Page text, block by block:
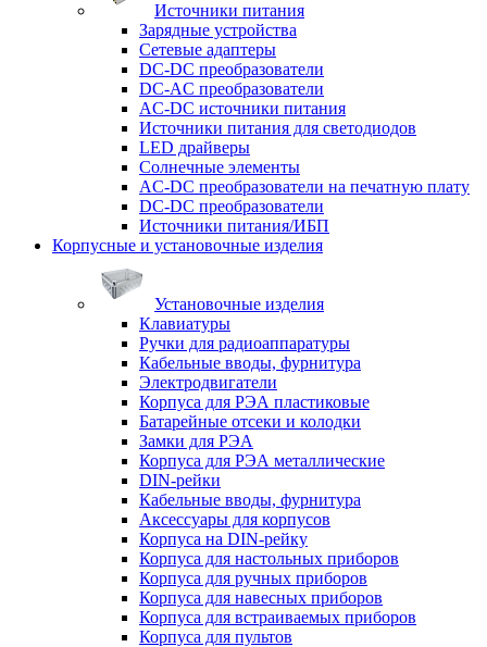
Источники питания
Зарядные устройства
Сетевые адаптеры
DC-DC преобразователи
DC-AC преобразователи
AC-DC источники питания
Источники питания для светодиодов
LED драйверы
Солнечные элементы
AC-DC преобразователи на печатную плату
DC-DC преобразователи
Источники питания/ИБП
Корпусные и установочные изделия
Установочные изделия
Клавиатуры
Ручки для радиоаппаратуры
Кабельные вводы, фурнитура
Электродвигатели
Корпуса для РЭА пластиковые
Батарейные отсеки и колодки
Замки для РЭА
Корпуса для РЭА металлические
DIN-рейки
Кабельные вводы, фурнитура
Аксессуары для корпусов
Корпуса на DIN-рейку
Корпуса для настольных приборов
Корпуса для ручных приборов
Корпуса для навесных приборов
Корпуса для встраиваемых приборов
Корпуса для пультов